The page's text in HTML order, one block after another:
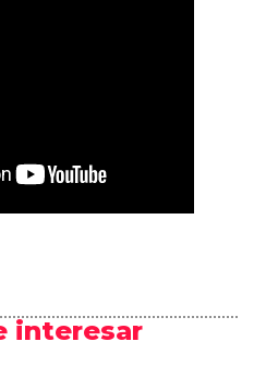
interesar